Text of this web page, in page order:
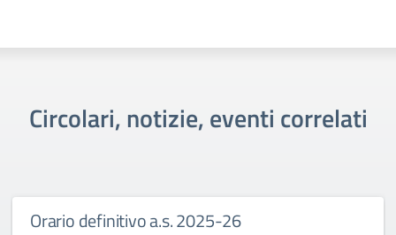
Circolari, notizie, eventi correlati
Orario definitivo a.s. 2025-26